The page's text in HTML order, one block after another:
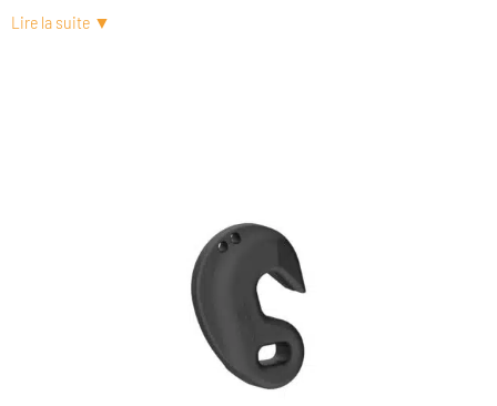
d’Etudes et il n’est pas rare de le voir à des applications très variées.